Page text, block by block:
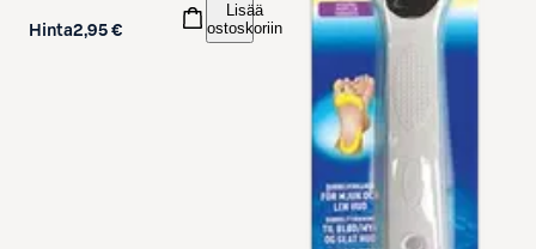
Hinta2,95 €
Lisää
ostoskoriin